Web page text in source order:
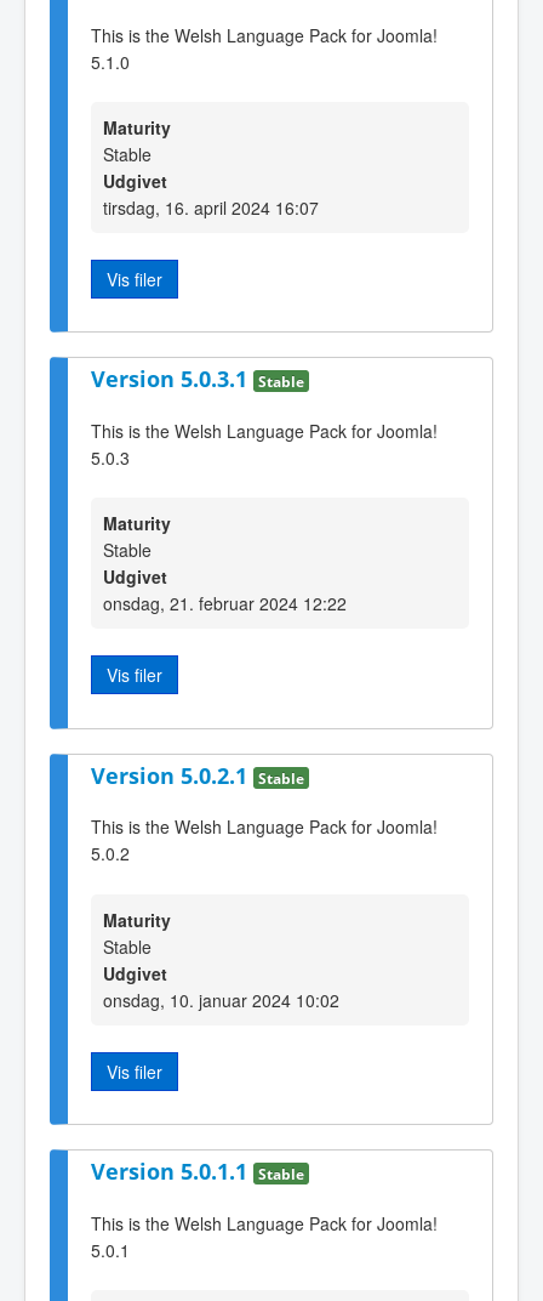
This is the Welsh Language Pack for Joomla!
5.1.0
Maturity
Stable
Udgivet
tirsdag, 16. april 2024 16:07
Vis filer
Version 5.0.3.1 Stable
This is the Welsh Language Pack for Joomla!
5.0.3
Maturity
Stable
Udgivet
onsdag, 21. februar 2024 12:22
Vis filer
Version 5.0.2.1 Stable
This is the Welsh Language Pack for Joomla!
5.0.2
Maturity
Stable
Udgivet
onsdag, 10. januar 2024 10:02
Vis filer
Version 5.0.1.1 Stable
This is the Welsh Language Pack for Joomla!
5.0.1